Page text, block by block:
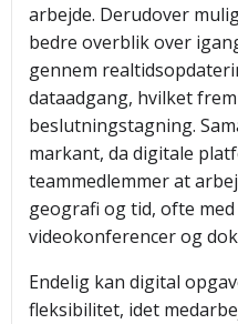
arbejde. Derudover
bedre overblik over
gennem
dataadgang, hvilket
beslutningstagning.
markant, da digitale
teammedlemmer at
geografi og tid, ofte
videokonferencer og
Endelig kan digital
fleksibilitet, idet